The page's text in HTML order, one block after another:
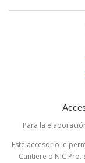
Para la
Este accesorio le
Cantiere o NIC